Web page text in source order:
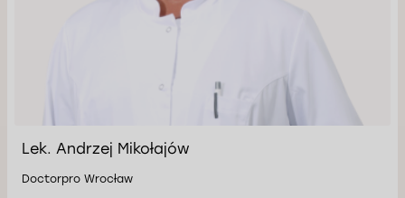
Lek. Andrzej Mikołajów
Doctorpro Wrocław